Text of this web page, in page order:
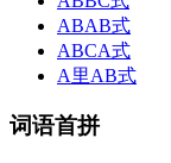
ABAB式
ABCA式
A里AB式
词语首拼